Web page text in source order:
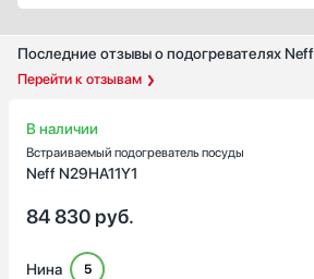
Последние отзывы о подогревателях Neff
Перейти к отзывам
В наличии
Встраиваемый подогреватель посуды
Neff N29HA11Y1
84 830 руб.
Нина 5